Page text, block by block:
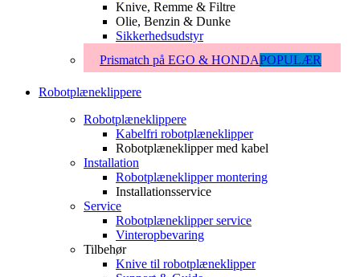
Knive, Remme & Filtre
Olie, Benzin & Dunke
Sikkerhedsudstyr
Prismatch på EGO & HONDAPOPULÆR
Robotplæneklippere
Robotplæneklippere
Kabelfri robotplæneklipper
Robotplæneklipper med kabel
Installation
Robotplæneklipper montering
Installationsservice
Service
Robotplæneklipper service
Vinteropbevaring
Tilbehør
Knive til robotplæneklipper